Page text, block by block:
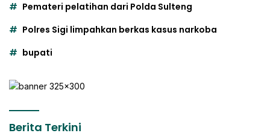
Pemateri pelatihan dari Polda Sulteng
Polres Sigi limpahkan berkas kasus narkoba
bupati
Berita Terkini